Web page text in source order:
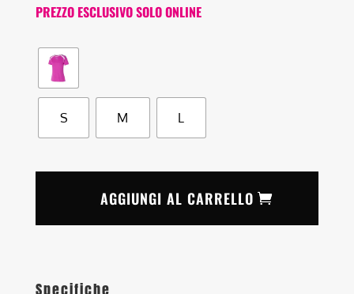
PREZZO ESCLUSIVO SOLO ONLINE
S M L
AGGIUNGI AL CARRELLO